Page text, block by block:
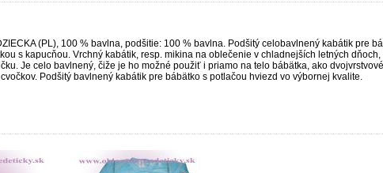
(PL), 100 % bavlna, podšitie: 100 % bavlna. Podšitý celobavlnený kabátik pre
s kapucňou. Vrchný kabátik, resp. mikina na oblečenie v chladnejších letných
Je celo bavlnený, čiže je ho možné použiť i priamo na telo bábätka, ako
Podšitý bavlnený kabátik pre bábätko s potlačou hviezd vo výbornej kvalite.